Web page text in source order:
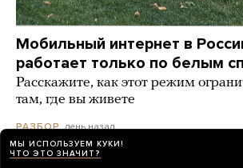
Мобильный интернет в
работает только по белым
Расскажите, как этот режим
там, где вы живете
РАЗБОР день назад
МЫ ИСПОЛЬЗУЕМ КУКИ!
ЧТО ЭТО ЗНАЧИТ?